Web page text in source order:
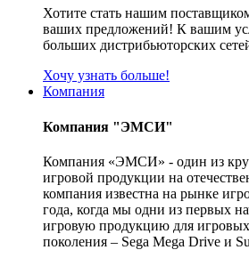
Хотите стать нашим
ваших предложений! К вашим
больших дистрибьюторских
Хочу узнать больше!
Компания
Компания "ЭМСИ"
Компания «ЭМСИ» - один из
игровой продукции на
компания известна на рынке
года, когда мы одни из первых
игровую продукцию для
поколения – Sega Mega Drive и